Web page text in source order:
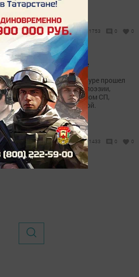
1753 0 0
Праздник поэзии в Ак Буре
В минувшую субботу в Ак Буре прошел
замечательный праздник поэзии,
организованный исполкомом СП,
местным СДК и библиотекой.
1433 0 0